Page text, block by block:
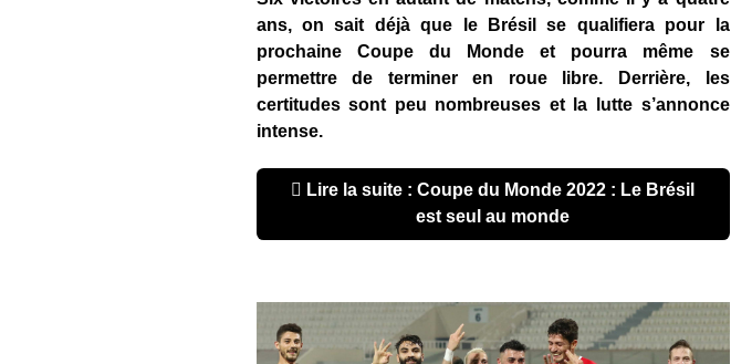
ans, on sait déjà que le Brésil se qualifiera pour la
prochaine Coupe du Monde et pourra même se
permettre de terminer en roue libre. Derrière, les
certitudes sont peu nombreuses et la lutte s’annonce
intense.
est seul au monde